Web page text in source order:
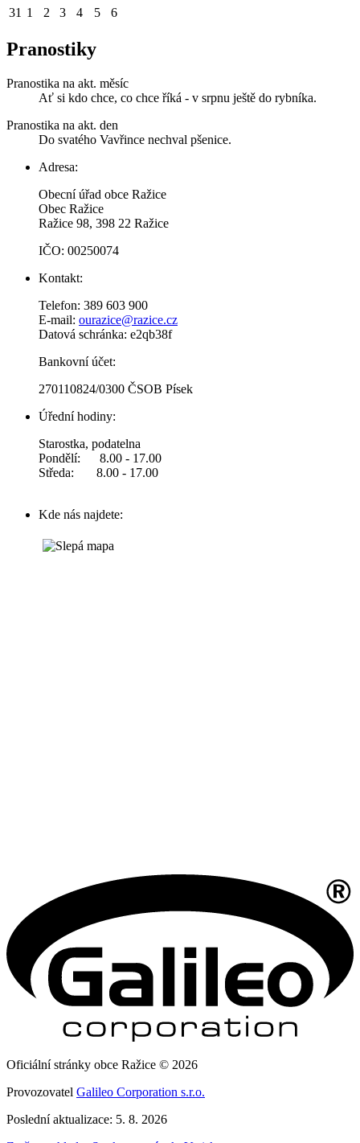
31 1 2 3 4 5 6
Pranostiky
Pranostika na akt. měsíc
Ať si kdo chce, co chce říká - v srpnu ještě do rybníka.
Pranostika na akt. den
Do svatého Vavřince nechval pšenice.
Adresa:
Obecní úřad obce Ražice
Obec Ražice
Ražice 98, 398 22 Ražice
IČO: 00250074
Kontakt:
Telefon: 389 603 900
E-mail: ourazice@razice.cz
Datová schránka: e2qb38f
Bankovní účet:
270110824/0300 ČSOB Písek
Úřední hodiny:
Starostka, podatelna
Pondělí: 8.00 - 17.00
Středa: 8.00 - 17.00
Kde nás najdete:
Oficiální stránky obce Ražice © 2026
Provozovatel Galileo Corporation s.r.o.
Poslední aktualizace: 5. 8. 2026